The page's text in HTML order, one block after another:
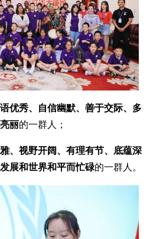
优秀、自信幽默、善于交际、多
丽的一群人；
、视野开阔、有理有节、底蕴深
展和世界和平而忙碌的一群人。